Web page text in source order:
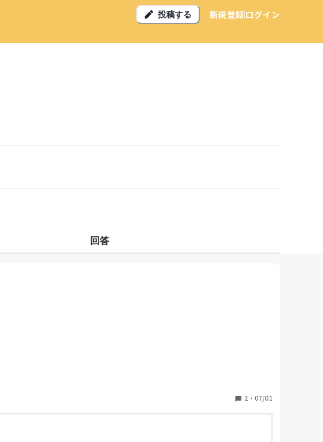
投稿する 新規登録ログイン
回答
かったんですが終わってから部屋に戻りすぐに散歩出発とはなら
2 ・ 07/01